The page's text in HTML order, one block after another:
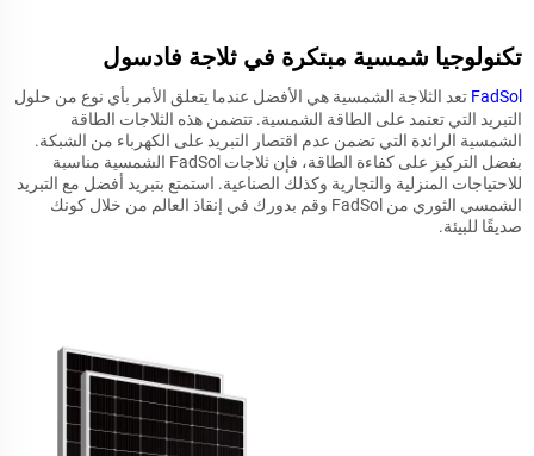
تكنولوجيا شمسية مبتكرة في ثلاجة فادسول
FadSolتعد الثلاجة الشمسية هي الأفضل عندما يتعلق الأمر بأي نوع من حلول
التبريد التي تعتمد على الطاقة الشمسية. تتضمن هذه الثلاجات الطاقة
الشمسية الرائدة التي تضمن عدم اقتصار التبريد على الكهرباء من الشبكة.
بفضل التركيز على كفاءة الطاقة، فإن ثلاجات FadSol الشمسية مناسبة
للاحتياجات المنزلية والتجارية وكذلك الصناعية. استمتع بتبريد أفضل مع التبريد
الشمسي الثوري من FadSol وقم بدورك في إنقاذ العالم من خلال كونك
صديقًا للبيئة.